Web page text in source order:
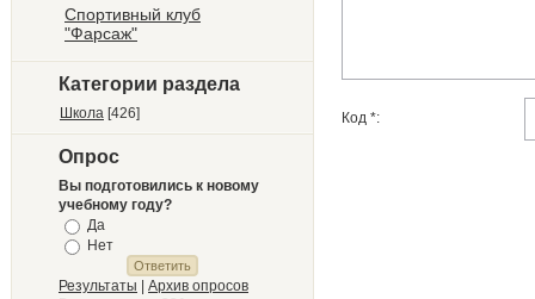
Спортивный клуб
"Фарсаж"
Категории раздела
Школа [426]
Опрос
Вы подготовились к новому
учебному году?
Да
Нет
Результаты | Архив опросов
Код *: